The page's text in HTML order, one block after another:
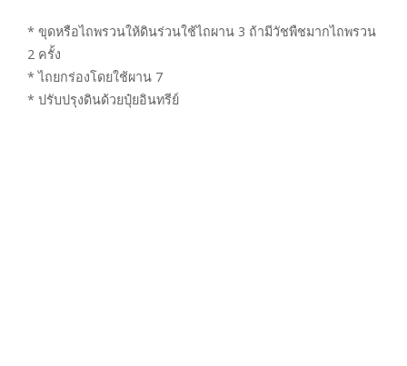
* ขุดหรือไถพรวนให้ดินร่วนใช้ไถผาน 3 ถ้ามีวัชพืชมากไถพรวน
2 ครั้ง
* ไถยกร่องโดยใช้ผาน 7
* ปรับปรุงดินด้วยปุ๋ยอินทรีย์